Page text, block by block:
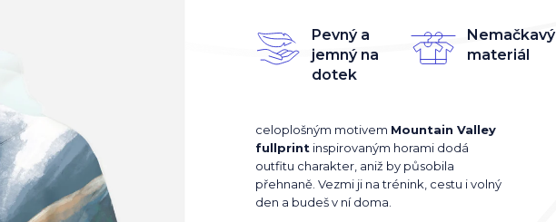
celoplošným motivem Mountain Valley
fullprint inspirovaným horami dodá
outfitu charakter, aniž by působila
přehnaně. Vezmi ji na trénink, cestu i volný
den a budeš v ní doma.
Pevný a
jemný na
dotek
Nemačkavý
materiál
0,0
z